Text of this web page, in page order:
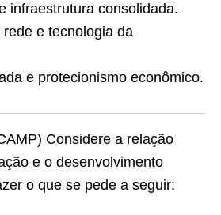
infraestrutura consolidada.
e tecnologia da
e protecionismo econômico.
Considere a relação
e o desenvolvimento
o que se pede a seguir: